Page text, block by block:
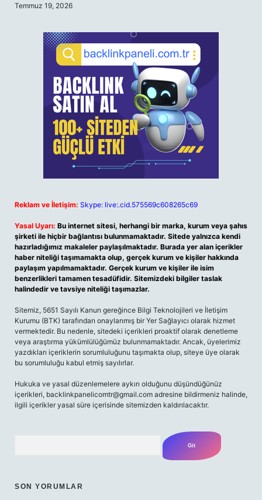
Temmuz 19, 2026
Reklam ve İletişim: Skype: live:.cid.575569c608265c69
Yasal Uyarı: Bu internet sitesi, herhangi bir marka, kurum veya şahıs
şirketi ile hiçbir bağlantısı bulunmamaktadır. Sitede yalnızca kendi
hazırladığımız makaleler paylaşılmaktadır. Burada yer alan içerikler
haber niteliği taşımamakta olup, gerçek kurum ve kişiler hakkında
paylaşım yapılmamaktadır. Gerçek kurum ve kişiler ile isim
benzerlikleri tamamen tesadüfidir. Sitemizdeki bilgiler taslak
halindedir ve tavsiye niteliği taşımazlar.
Sitemiz, 5651 Sayılı Kanun gereğince Bilgi Teknolojileri ve İletişim
Kurumu (BTK) tarafından onaylanmış bir Yer Sağlayıcı olarak hizmet
vermektedir. Bu nedenle, sitedeki içerikleri proaktif olarak denetleme
veya araştırma yükümlülüğümüz bulunmamaktadır. Ancak, üyelerimiz
yazdıkları içeriklerin sorumluluğunu taşımakta olup, siteye üye olarak
bu sorumluluğu kabul etmiş sayılırlar.
Hukuka ve yasal düzenlemelere aykırı olduğunu düşündüğünüz
içerikleri, backlinkpanelicomtr@gmail.com adresine bildirmeniz halinde,
ilgili içerikler yasal süre içerisinde sitemizden kaldırılacaktır.
SON YORUMLAR